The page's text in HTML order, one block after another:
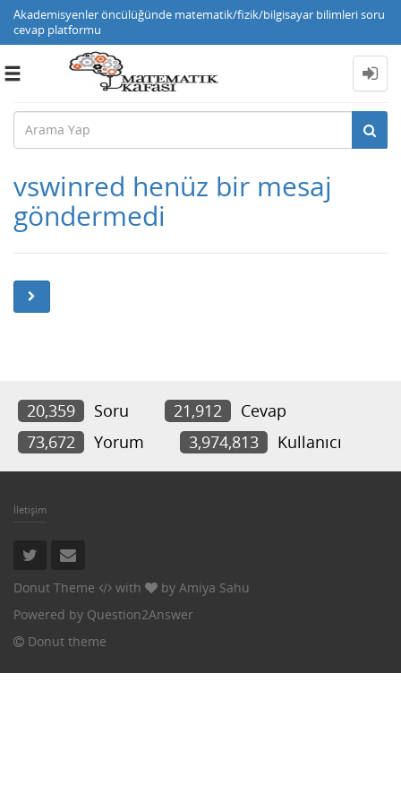
Akademisyenler öncülüğünde matematik/fizik/bilgisayar bilimleri soru
cevap platformu
Toggle
vswinred henüz bir mesaj
göndermedi
20,359 Soru 21,912
Cevap
73,672
Yorum 3,974,813 Kullanıcı
İletişim
Donut Theme with by Amiya Sahu
Powered by Question2Answer
Donut theme